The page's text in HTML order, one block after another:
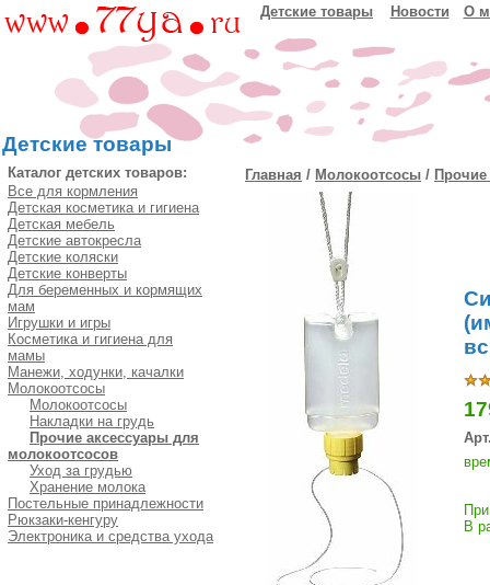
Детские товары
Детские товары Новости О
Каталог детских товаров:
Все для кормления
Детская косметика и гигиена
Детская мебель
Детские автокресла
Детские коляски
Детские конверты
Для беременных и кормящих
мам
Игрушки и игры
Косметика и гигиена для
мамы
Манежи, ходунки, качалки
Молокоотсосы
Молокоотсосы
Накладки на грудь
Прочие аксессуары для
молокоотсосов
Уход за грудью
Хранение молока
Постельные принадлежности
Рюкзаки-кенгуру
Электроника и средства ухода
Главная / Молокоотсосы /
В